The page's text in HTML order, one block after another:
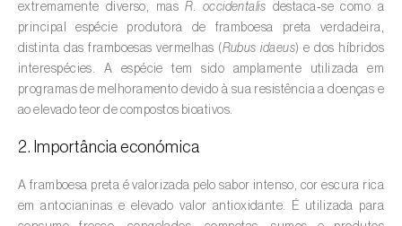
Amendoeira (Prunus dulcis)
Amendoim ( Arachis hypogaea
Amieiro ( Alnus glutinosa
Amoreira (Morus spp. )
Ananás / Abacaxi (Ananas comosus)
Anona ( Annona spp.
extremamente diverso, masR. occidentalis destaca‑se como a
principal espécie produtora de framboesa preta verdadeira,
distinta das framboesas vermelhas (Rubus idaeus) e dos híbridos
interespécies. A espécie tem sido amplamente utilizada em
programas de melhoramento devido à sua resistência a doenças e
ao elevado teor de compostos bioativos.
2. Importância económica
A framboesa preta é valorizada pelo sabor intenso, cor escura rica
em antocianinas e elevado valor antioxidante. É utilizada para